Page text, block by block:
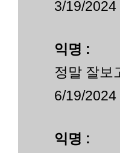
3/19/
익명 :
정말 잘보
6/19/2024
익명 :